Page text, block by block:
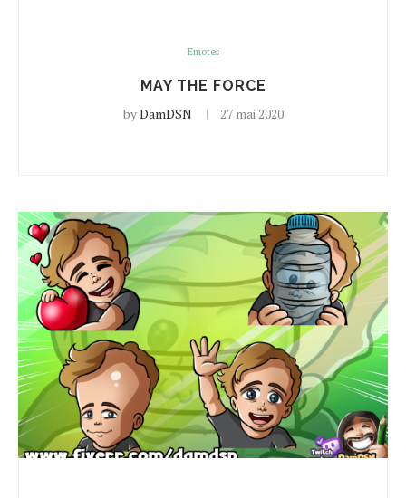
Emotes
MAY THE FORCE
byDamDSN 27 mai 2020